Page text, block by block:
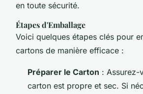
en toute sécurité.
Étapes d'Emballage
Voici quelques étapes clés pour
cartons de manière efficace :
Préparer le Carton : Assurez-
carton est propre et sec. Si